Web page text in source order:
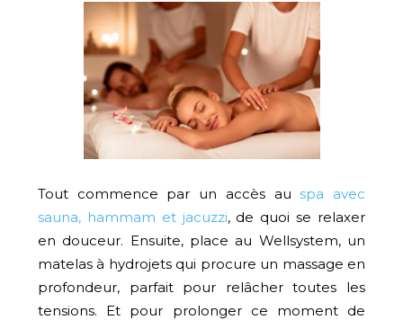
Tout commence par un accès auspa avec
sauna, hammam et jacuzzi, de quoi se relaxer
en douceur. Ensuite, place au Wellsystem, un
matelas à hydrojets qui procure un massage en
profondeur, parfait pour relâcher toutes les
tensions. Et pour prolonger ce moment de